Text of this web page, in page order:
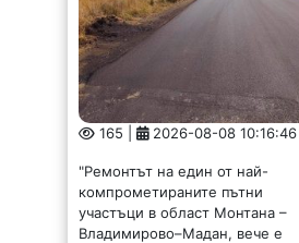
165 |
"Ремонтът на един от най-
компрометираните пътни
Владимирово–Мадан, вече е
факт", съобщи народният
представител Димитър Петров.
"Преди няколко седмици, по